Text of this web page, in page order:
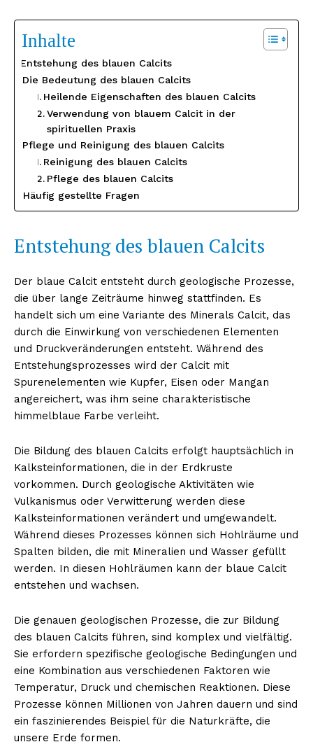
Inhalte
Entstehung des blauen Calcits
Die Bedeutung des blauen Calcits
Heilende Eigenschaften des blauen Calcits
Verwendung von blauem Calcit in der
spirituellen Praxis
Pflege und Reinigung des blauen Calcits
Reinigung des blauen Calcits
Pflege des blauen Calcits
Häufig gestellte Fragen
Entstehung des blauen Calcits
Der blaue Calcit entsteht durch geologische Prozesse,
die über lange Zeiträume hinweg stattfinden. Es
handelt sich um eine Variante des Minerals Calcit, das
durch die Einwirkung von verschiedenen Elementen
und Druckveränderungen entsteht. Während des
Entstehungsprozesses wird der Calcit mit
Spurenelementen wie Kupfer, Eisen oder Mangan
angereichert, was ihm seine charakteristische
himmelblaue Farbe verleiht.
Die Bildung des blauen Calcits erfolgt hauptsächlich in
Kalksteinformationen, die in der Erdkruste
vorkommen. Durch geologische Aktivitäten wie
Vulkanismus oder Verwitterung werden diese
Kalksteinformationen verändert und umgewandelt.
Während dieses Prozesses können sich Hohlräume und
Spalten bilden, die mit Mineralien und Wasser gefüllt
werden. In diesen Hohlräumen kann der blaue Calcit
entstehen und wachsen.
Die genauen geologischen Prozesse, die zur Bildung
des blauen Calcits führen, sind komplex und vielfältig.
Sie erfordern spezifische geologische Bedingungen und
eine Kombination aus verschiedenen Faktoren wie
Temperatur, Druck und chemischen Reaktionen. Diese
Prozesse können Millionen von Jahren dauern und sind
ein faszinierendes Beispiel für die Naturkräfte, die
unsere Erde formen.